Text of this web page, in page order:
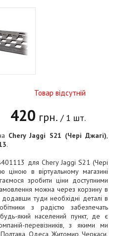
Товар відсутній
420 грн. / 1 шт.
Chery Jaggi S21 (Чері Джагі),
.
для Chery Jaggi S21 (Чері
ціною в віртуальному магазині
зробити ціни доступними
можна через корзину в
туди необхідні деталі в
з радістю забезпечать
який населений пункт, де є
перевізників, з якими ми
Полтава, Одеса, Житомир, Черкаси,